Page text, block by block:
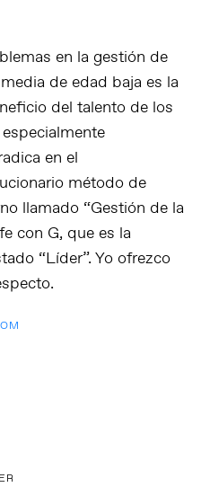
en la gestión de
de edad baja es la
del talento de los
en el
método de
llamado “Gestión de la
con G, que es la
“Líder”. Yo ofrezco